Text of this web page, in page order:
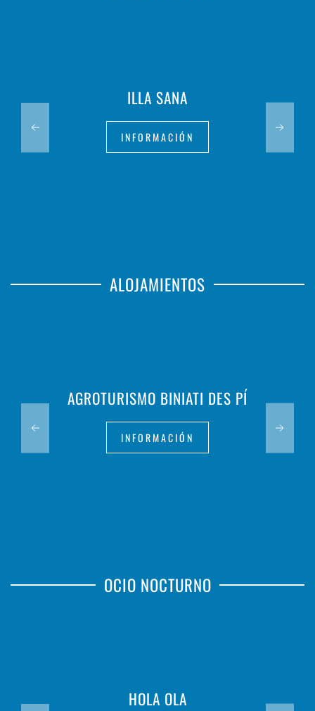
ILLA SANA
INFORMACIÓN
ALOJAMIENTOS
AGROTURISMO BINIATI DES PÍ
INFORMACIÓN
OCIO NOCTURNO
HOLA OLA